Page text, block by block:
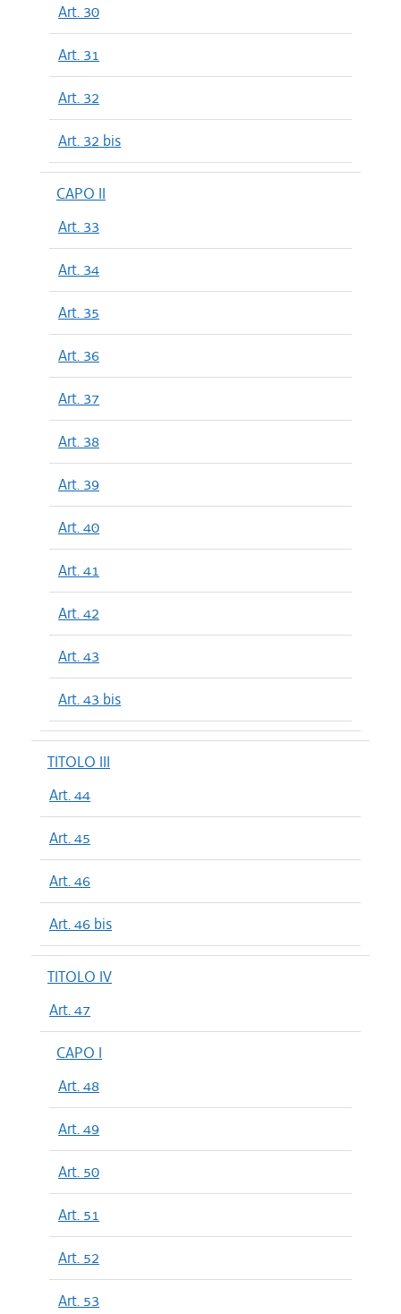
Art. 30
Art. 31
Art. 32
Art. 32 bis
CAPO II
Art. 33
Art. 34
Art. 35
Art. 36
Art. 37
Art. 38
Art. 39
Art. 40
Art. 41
Art. 42
Art. 43
Art. 43 bis
TITOLO III
Art. 44
Art. 45
Art. 46
Art. 46 bis
TITOLO IV
Art. 47
CAPO I
Art. 48
Art. 49
Art. 50
Art. 51
Art. 52
Art. 53